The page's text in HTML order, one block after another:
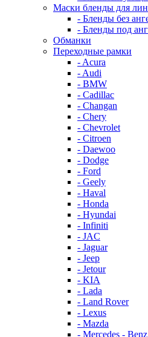
Маски бленды для
- Бленды без
- Бленды под
Обманки
Переходные рамки
- Acura
- Audi
- BMW
- Cadillac
- Changan
- Chery
- Chevrolet
- Citroen
- Daewoo
- Dodge
- Ford
- Geely
- Haval
- Honda
- Hyundai
- Infiniti
- JAC
- Jaguar
- Jeep
- Jetour
- KIA
- Lada
- Land Rover
- Lexus
- Mazda
- Mercedes - Benz